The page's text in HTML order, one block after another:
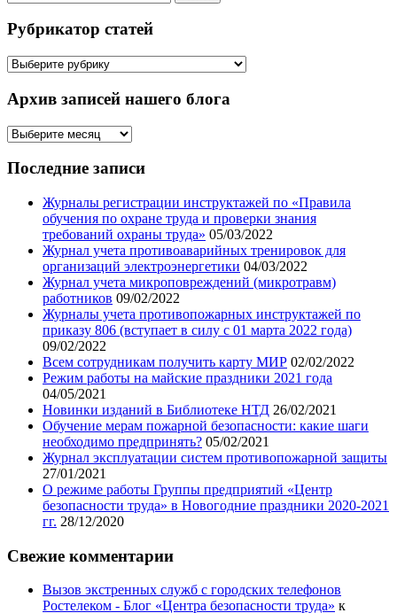
Рубрикатор статей
Рубрикатор
Архив записей нашего блога
Архив
нашего
Последние записи
Журналы регистрации инструктажей по «Правила
обучения по охране труда и проверки знания
требований охраны труда» 05/03/2022
Журнал учета противоаварийных тренировок для
организаций электроэнергетики 04/03/2022
Журнал учета микроповреждений (микротравм)
работников 09/02/2022
Журналы учета противопожарных инструктажей по
приказу 806 (вступает в силу с 01 марта 2022 года)
09/02/2022
Всем сотрудникам получить карту МИР 02/02/2022
Режим работы на майские праздники 2021 года
04/05/2021
Новинки изданий в Библиотеке НТД 26/02/2021
Обучение мерам пожарной безопасности: какие шаги
необходимо предпринять? 05/02/2021
Журнал эксплуатации систем противопожарной защиты
27/01/2021
О режиме работы Группы предприятий «Центр
безопасности труда» в Новогодние праздники 2020-2021
гг. 28/12/2020
Свежие комментарии
Вызов экстренных служб с городских телефонов
Ростелеком - Блог «Центра безопасности труда» к